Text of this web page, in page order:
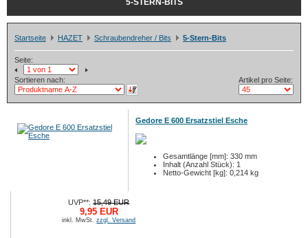
5-STERN-BITS
Startseite HAZET Schraubendreher / Bits 5-Stern-Bits
Seite:
Sortieren nach: Artikel pro Seite:
Gedore E 600 Ersatzstiel Esche
Gesamtlänge [mm]: 330 mm
Inhalt (Anzahl Stück): 1
Netto-Gewicht [kg]: 0,214 kg
UVP**:15,49 EUR
9,95 EUR
inkl. MwSt.zzgl. Versand